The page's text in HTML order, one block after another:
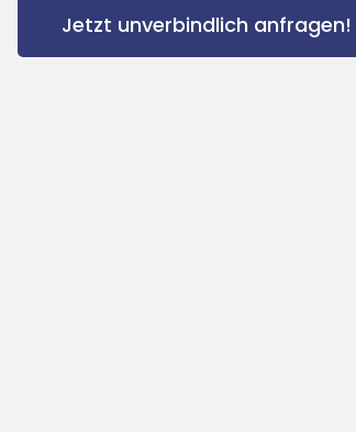
Jetzt unverbindlich anfragen!